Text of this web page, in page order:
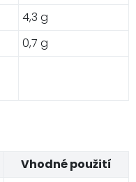
4,3 g
0,7 g
Vhodné použití